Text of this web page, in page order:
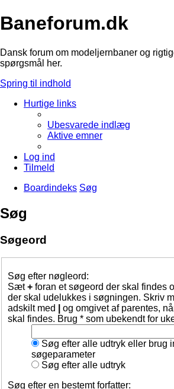
Baneforum.dk
Dansk forum om modeljernbaner og
spørgsmål her.
Spring til indhold
Hurtige links
Ubesvarede indlæg
Aktive emner
Log ind
Tilmeld
Boardindeks Søg
Søg
Søgeord
Søg efter nøgleord:
Sæt+ foran et søgeord der skal findes
der skal udelukkes i søgningen. Skriv
adskilt med
og omgivet af parentes,
skal findes. Brug * som ubekendt for
Søg efter alle udtryk eller brug
søgeparameter
Søg efter alle udtryk
Søg efter en bestemt forfatter: